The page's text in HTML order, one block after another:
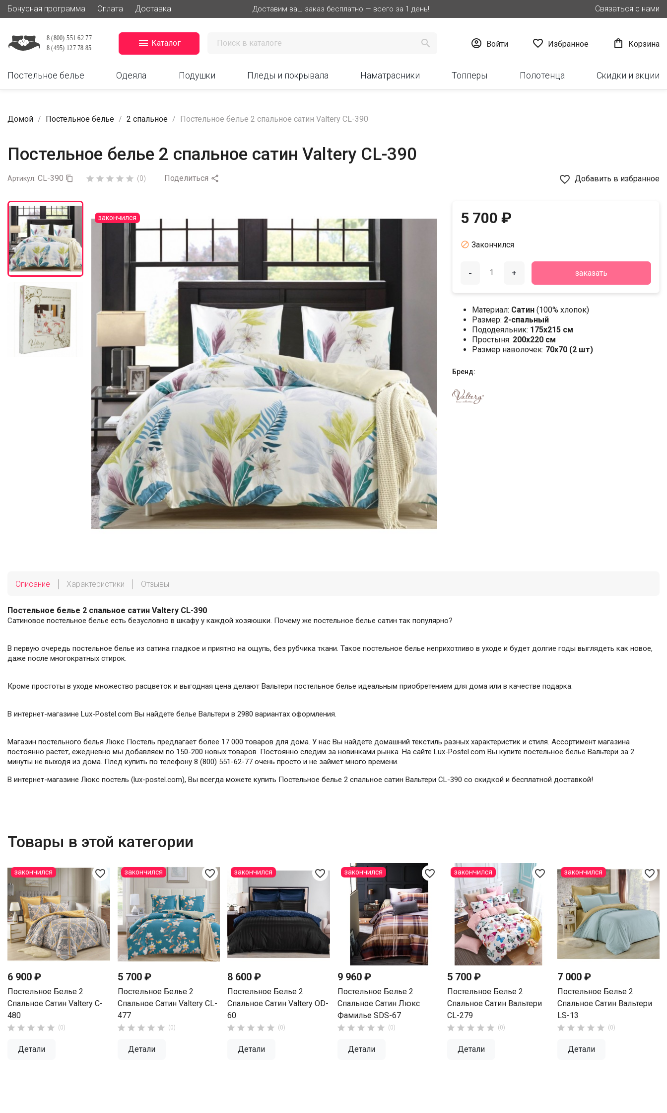
Бонусная программа Оплата Доставка Доставим ваш заказ бесплатно — всего за 1 день! Связаться с нами
 Каталог   Войти  Избранное  Корзина
Постельное белье Одеяла Подушки Пледы и покрывала Наматрасники Топперы Полотенца Скидки и акции
Домой Постельное белье 2 спальное Постельное белье 2 спальное сатин Valtery CL-390
Постельное белье 2 спальное сатин Valtery CL-390
Артикул: CL-390       (0) Поделиться  favorite_border Добавить в избранное
закончился 5 700 ₽
 Закончился
- + заказать
Материал: Сатин (100% хлопок)
Размер: 2-спальный
Пододеяльник: 175х215 см
Простыня: 200х220 см
Размер наволочек: 70x70 (2 шт)
Бренд:
Описание Характеристики Отзывы
Постельное белье 2 спальное сатин Valtery CL-390
Сатиновое постельное белье есть безусловно в шкафу у каждой хозяюшки. Почему же постельное белье сатин так популярно?
В первую очередь постельное белье из сатина гладкое и приятно на ощупь, без рубчика ткани. Такое постельное белье неприхотливо в уходе и будет долгие годы выглядеть как новое,
даже после многократных стирок.
Кроме простоты в уходе множество расцветок и выгодная цена делают Вальтери постельное белье идеальным приобретением для дома или в качестве подарка.
В интернет-магазине Lux-Postel.com Вы найдете белье Вальтери в 2980 вариантах оформления.
Магазин постельного белья Люкс Постель предлагает более 17 000 товаров для дома. У нас Вы найдете домашний текстиль разных характеристик и стиля. Ассортимент магазина
постоянно растет, ежедневно мы добавляем по 150-200 новых товаров. Постоянно следим за новинками рынка. На сайте Lux-Postel.com Вы купите постельное белье Вальтери за 2
минуты не выходя из дома. Плед купить по телефону 8 (800) 551-62-77 очень просто и не займет много времени.
В интернет-магазине Люкс постель (lux-postel.com), Вы всегда можете купить Постельное белье 2 спальное сатин Вальтери CL-390 со скидкой и бесплатной доставкой!
Товары в этой категории
favorite_border
6 900 ₽
Постельное Белье 2
Спальное Сатин Valtery C-
480
     (0)
Детали
закончился favorite_border
5 700 ₽
Постельное Белье 2
Спальное Сатин Valtery CL-
477
     (0)
Детали
закончился favorite_border
8 600 ₽
Постельное Белье 2
Спальное Сатин Valtery OD-
60
     (0)
Детали
закончился favorite_border
9 960 ₽
Постельное Белье 2
Спальное Сатин Люкс
Фамилье SDS-67
     (0)
Детали
закончился favorite_border
5 700 ₽
Постельное Белье 2
Спальное Сатин Вальтери
CL-279
     (0)
Детали
закончился favorite_border
7 000 ₽
Постельное Белье 2
Спальное Сатин Вальтери
LS-13
     (0)
Детали
закончился